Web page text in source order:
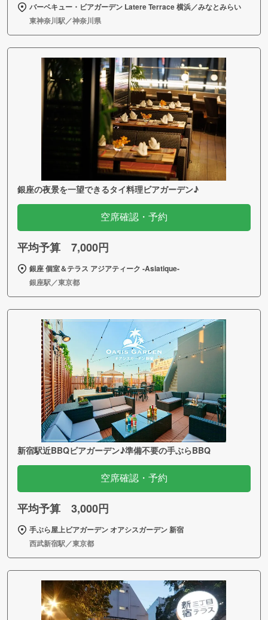
バーベキュー・ビアガーデン Latere Terrace 横浜／みなとみらい
東神奈川駅／神奈川県
銀座の夜景を一望できるタイ料理ビアガーデン♪
空席確認・予約
平均予算 7,000円
銀座 個室＆テラス アジアティーク ‐Asiatique‐
銀座駅／東京都
新宿駅近BBQビアガーデン♪準備不要の手ぶらBBQ
空席確認・予約
平均予算 3,000円
手ぶら屋上ビアガーデン オアシスガーデン 新宿
西武新宿駅／東京都